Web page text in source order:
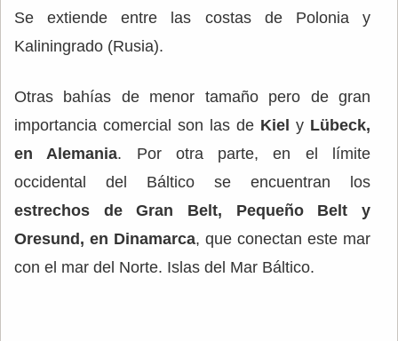
Se extiende entre las costas de Polonia y
Kaliningrado (Rusia).
Otras bahías de menor tamaño pero de gran
importancia comercial son las de Kiel y Lübeck,
en Alemania. Por otra parte, en el límite
occidental del Báltico se encuentran los
estrechos de Gran Belt, Pequeño Belt y
Oresund, en Dinamarca, que conectan este mar
con el mar del Norte. Islas del Mar Báltico.